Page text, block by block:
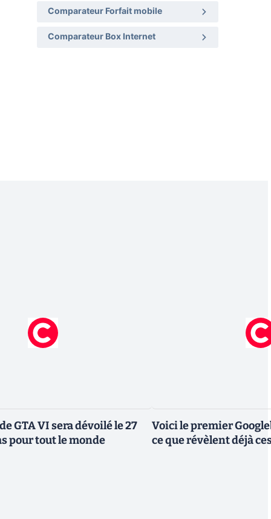
Comparateur Forfait mobile
Comparateur Box Internet
GTA VI sera dévoilé le 27
pour tout le monde
Voici le premier
ce que révèlent déjà